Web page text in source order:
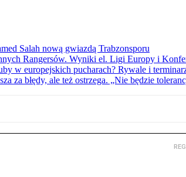
Salah nową gwiazdą Trabzonsporu
Rangersów. Wyniki el. Ligi Europy i
w europejskich pucharach? Rywale i
za błędy, ale też ostrzega. „Nie będzie